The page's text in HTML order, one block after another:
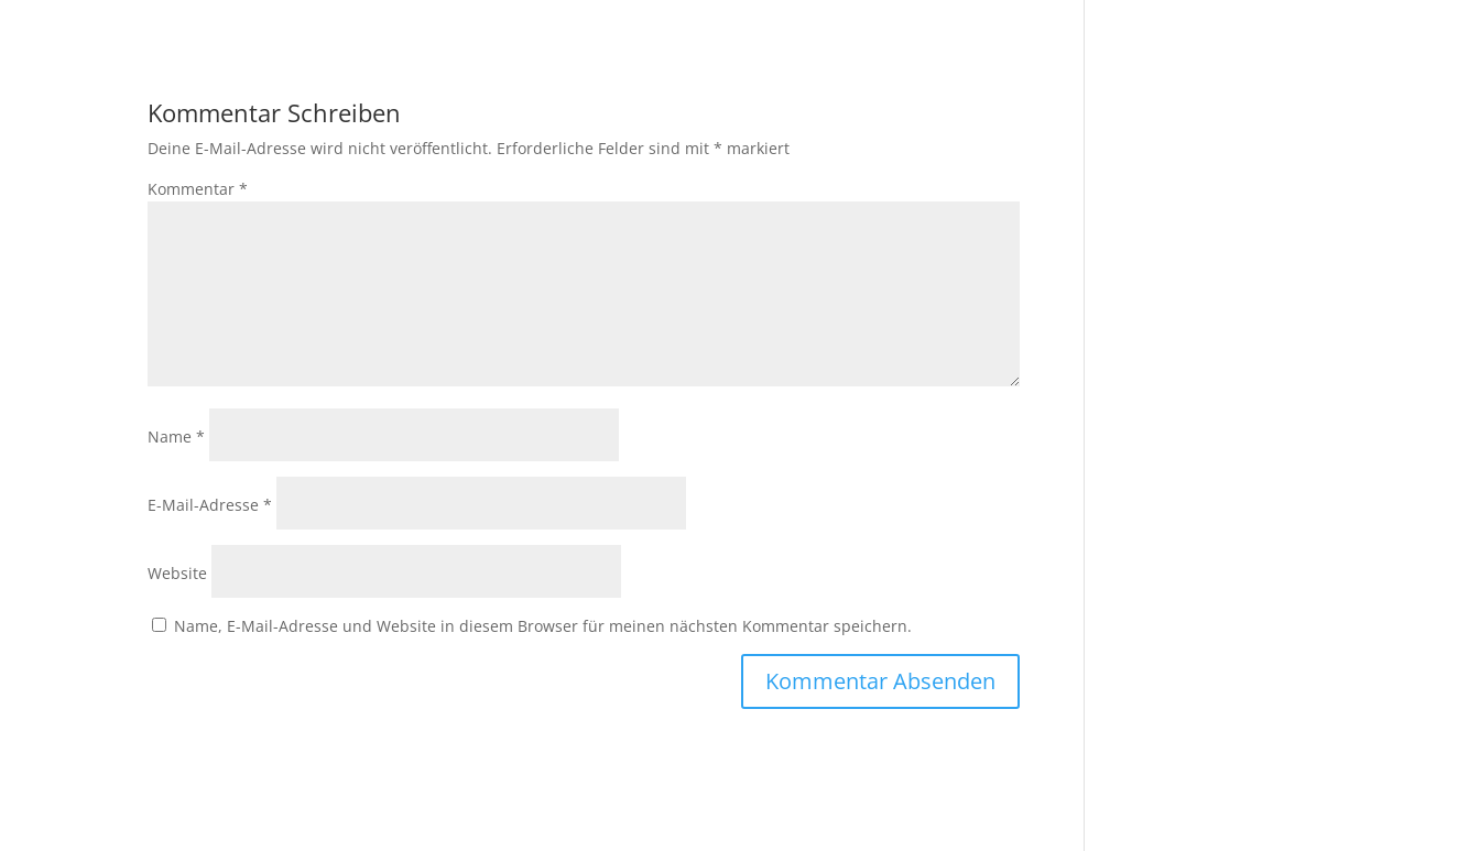
Kommentar Schreiben
Deine E-Mail-Adresse wird nicht veröffentlicht. Erforderliche Felder sind mit* markiert
Kommentar*
Name*
E-Mail-Adresse*
Website
Name, E-Mail-Adresse und Website in diesem Browser für meinen nächsten Kommentar speichern.